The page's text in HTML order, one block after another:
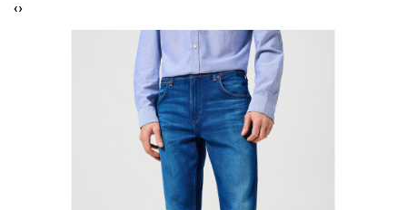
‹›